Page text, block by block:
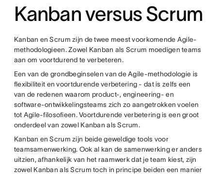
Kanban versus Scrum
Kanban en Scrum zijn de twee meest voorkomende Agile-
methodologieen. Zowel Kanban als Scrum moedigen teams
aan om voortdurend te verbeteren.
Een van de grondbeginselen van de Agile-methodologie is
flexibiliteit en voortdurende verbetering - dat is zelfs een
van de redenen waarom product-, engineering- en
software-ontwikkelingsteams zich zo aangetrokken voelen
tot Agile-filosofieen. Voortdurende verbetering is een groot
onderdeel van zowel Kanban als Scrum.
Kanban en Scrum zijn beide geweldige tools voor
teamsamenwerking. Ook al kan de samenwerking er anders
uitzien, afhankelijk van het raamwerk dat je team kiest, zijn
zowel Kanban als Scrum toch in principe beiden een manier